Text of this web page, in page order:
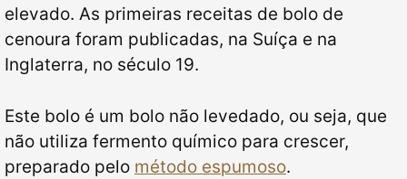
elevado. As primeiras receitas de bolo de
cenoura foram publicadas, na Suíça e na
Inglaterra, no século 19.
Este bolo é um bolo não levedado, ou seja, que
não utiliza fermento químico para crescer,
preparado pelo método espumoso.